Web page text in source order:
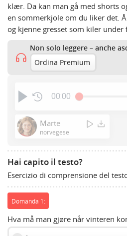
klær. Da kan man gå med shorts
en sommerkjole om du liker det.
og kjenne gresset som kiler under
Non solo leggere – anche
Ordina Premium
00:00
Marte
norvegese
Hai capito il testo?
Esercizio di comprensione del
Domanda 1:
Hva må man gjøre når vinteren